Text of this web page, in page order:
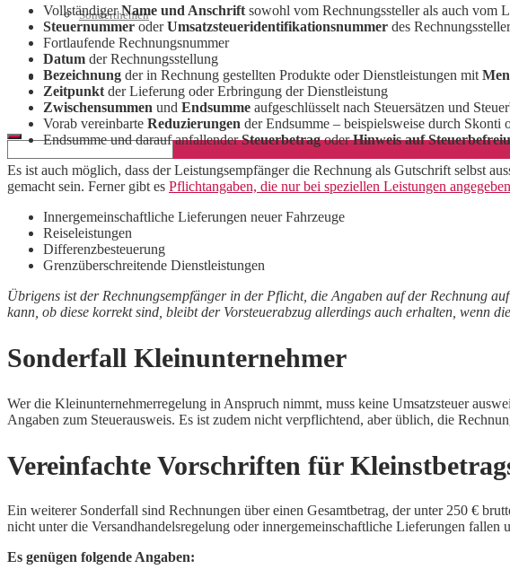
Sonderthemen
Geschäftskonto eröffnen
VollständigerName und Anschrift sowohl vom Rechnungssteller als auch vom
Steuernummer oderUmsatzsteueridentifikationsnummer des
Fortlaufende Rechnungsnummer
Datum der Rechnungsstellung
Bezeichnung der in Rechnung gestellten Produkte oder Dienstleistungen mit
Zeitpunkt der Lieferung oder Erbringung der Dienstleistung
Zwischensummen und Endsumme aufgeschlüsselt nach Steuersätzen und
Vorab vereinbarte Reduzierungen der Endsumme – beispielsweise durch Skonti
Endsumme und darauf anfallenderSteuerbetragoderHinweis auf
Es ist auch möglich, dass der Leistungsempfänger die Rechnung als Gutschrift selbst
gemacht sein. Ferner gibt es Pflichtangaben, die nur bei speziellen Leistungen
Innergemeinschaftliche Lieferungen neuer Fahrzeuge
Reiseleistungen
Differenzbesteuerung
Grenzüberschreitende Dienstleistungen
Übrigens ist der Rechnungsempfänger in der Pflicht, die Angaben auf der Rechnung
kann, ob diese korrekt sind, bleibt der Vorsteuerabzug allerdings auch erhalten, wenn
Sonderfall Kleinunternehmer
Wer die Kleinunternehmerregelung in Anspruch nimmt, muss keine Umsatzsteuer
Angaben zum Steuerausweis. Es ist zudem nicht verpflichtend, aber üblich, die
Vereinfachte Vorschriften für
Ein weiterer Sonderfall sind Rechnungen über einen Gesamtbetrag, der unter 250 €
nicht unter die Versandhandelsregelung oder innergemeinschaftliche Lieferungen
Es genügen folgende Angaben: